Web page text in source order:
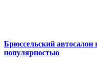
Брюссельский автосалон
популярностью